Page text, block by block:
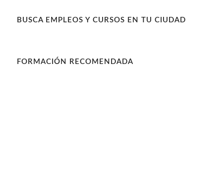
BUSCA EMPLEOS Y CURSOS EN TU CIUDAD
FORMACIÓN RECOMENDADA